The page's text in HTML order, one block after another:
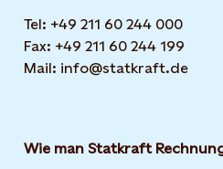
Tel: +49 211 60 244 000
Fax: +49 211 60 244 199
Mail: info@statkraft.de
Wie man Statkraft